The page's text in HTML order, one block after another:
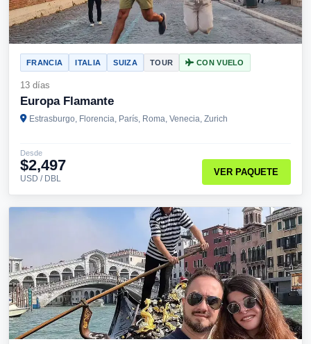
FRANCIA ITALIA SUIZA TOUR CON VUELO
13 días
Europa Flamante
Estrasburgo, Florencia, París, Roma, Venecia, Zurich
Desde
$2,497
USD / DBL
VER PAQUETE